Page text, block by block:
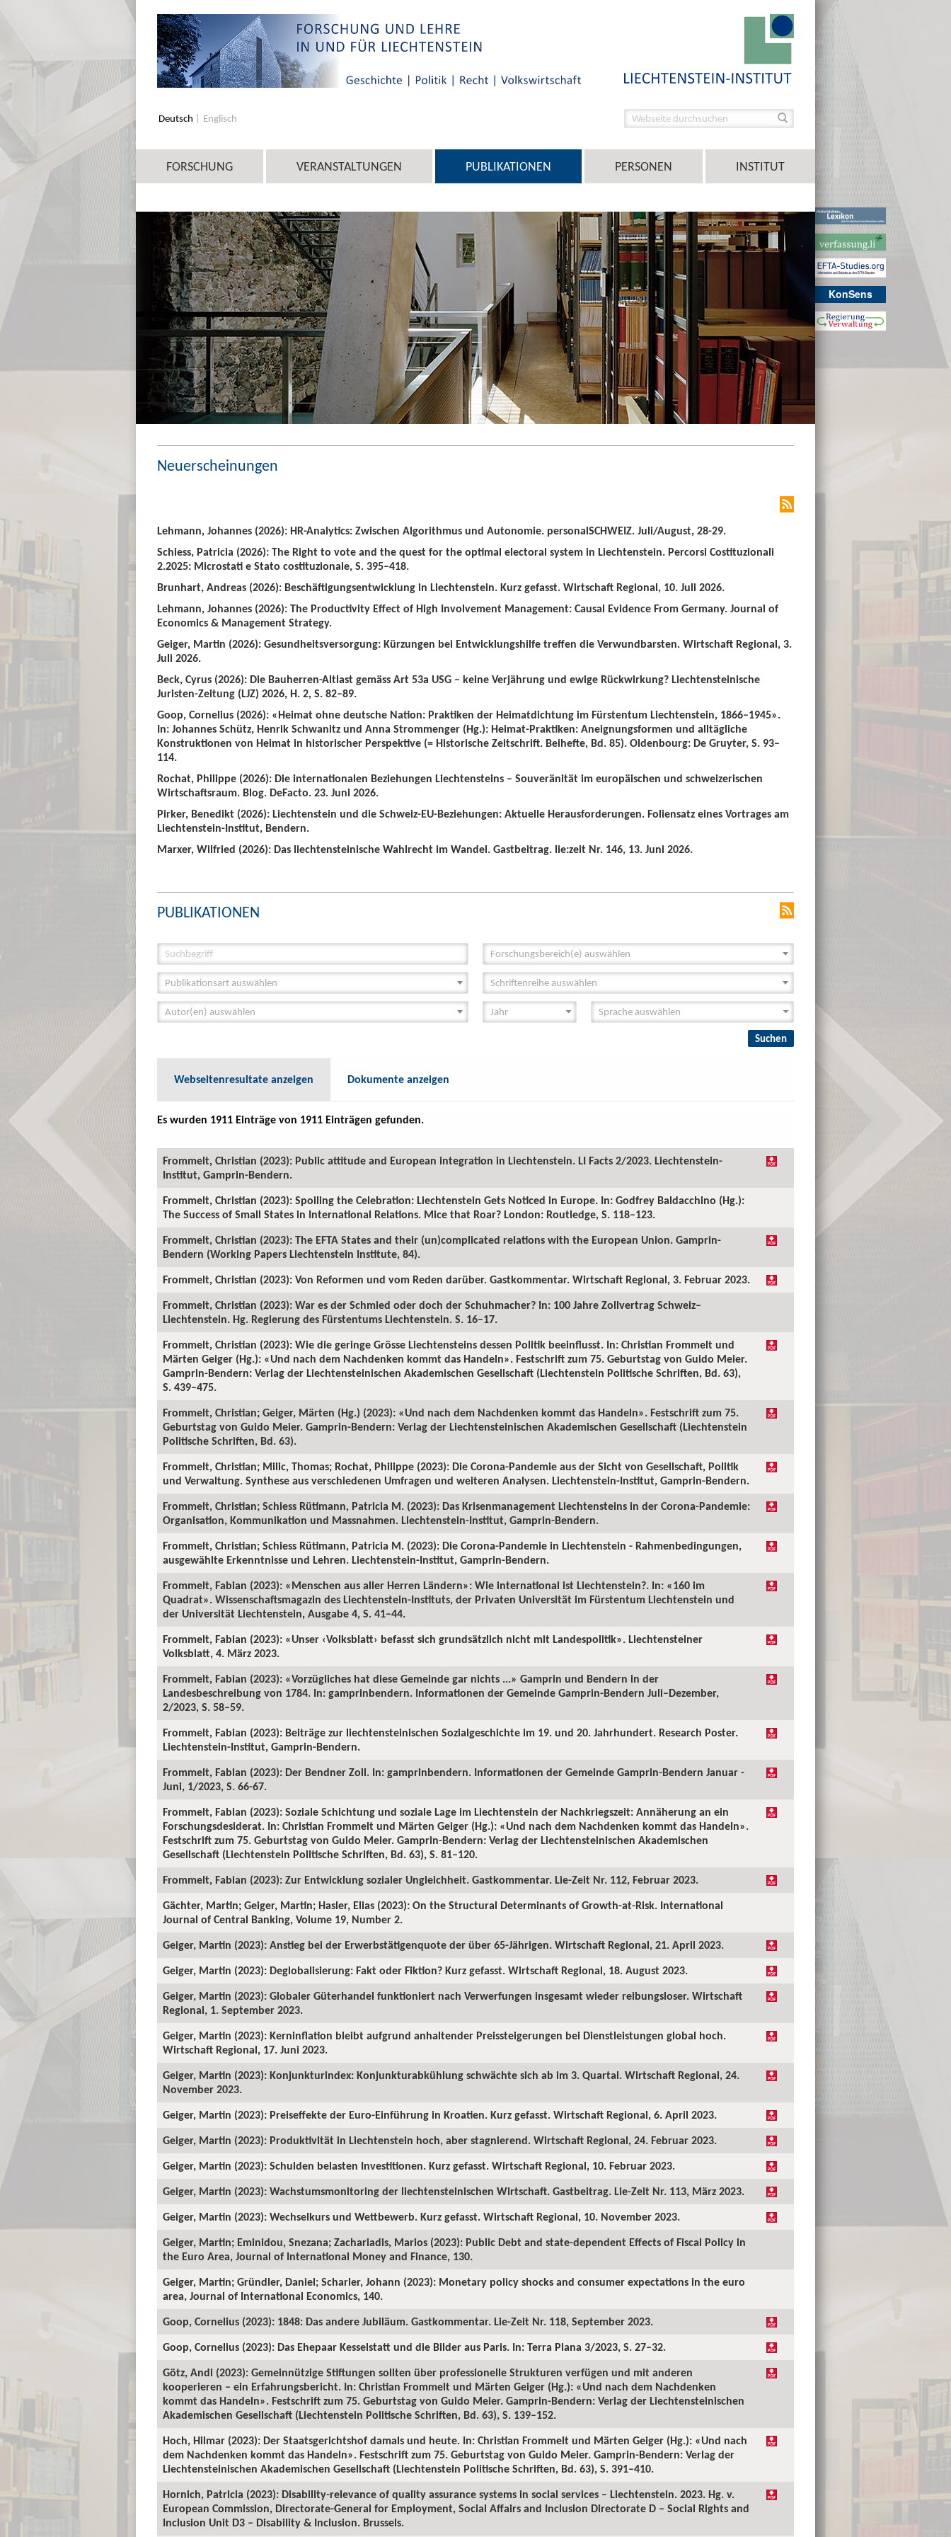
KonSens
Deutsch Englisch
FORSCHUNG VERANSTALTUNGEN PUBLIKATIONEN PERSONEN INSTITUT
Neuerscheinungen
Lehmann, Johannes (2026): HR-Analytics: Zwischen Algorithmus und Autonomie. personalSCHWEIZ. Juli/August, 28-29.
Schiess, Patricia (2026): The Right to vote and the quest for the optimal electoral system in Liechtenstein. Percorsi Costituzionali
2.2025: Microstati e Stato costituzionale, S. 395–418.
Brunhart, Andreas (2026): Beschäftigungsentwicklung in Liechtenstein. Kurz gefasst. Wirtschaft Regional, 10. Juli 2026.
Lehmann, Johannes (2026): The Productivity Effect of High Involvement Management: Causal Evidence From Germany. Journal of
Economics & Management Strategy.
Geiger, Martin (2026): Gesundheitsversorgung: Kürzungen bei Entwicklungshilfe treffen die Verwundbarsten. Wirtschaft Regional, 3.
Juli 2026.
Beck, Cyrus (2026): Die Bauherren-Altlast gemäss Art 53a USG – keine Verjährung und ewige Rückwirkung? Liechtensteinische
Juristen-Zeitung (LJZ) 2026, H. 2, S. 82–89.
Goop, Cornelius (2026): «Heimat ohne deutsche Nation: Praktiken der Heimatdichtung im Fürstentum Liechtenstein, 1866–1945».
In: Johannes Schütz, Henrik Schwanitz und Anna Strommenger (Hg.): Heimat-Praktiken: Aneignungsformen und alltägliche
Konstruktionen von Heimat in historischer Perspektive (= Historische Zeitschrift. Beihefte, Bd. 85). Oldenbourg: De Gruyter, S. 93–
114.
Rochat, Philippe (2026): Die internationalen Beziehungen Liechtensteins – Souveränität im europäischen und schweizerischen
Wirtschaftsraum. Blog. DeFacto. 23. Juni 2026.
Pirker, Benedikt (2026): Liechtenstein und die Schweiz-EU-Beziehungen: Aktuelle Herausforderungen. Foliensatz eines Vortrages am
Liechtenstein-Institut, Bendern.
Marxer, Wilfried (2026): Das liechtensteinische Wahlrecht im Wandel. Gastbeitrag. lie:zeit Nr. 146, 13. Juni 2026.
PUBLIKATIONEN
Forschungsbereich(e) auswählen
Publikationsart auswählen Schriftenreihe auswählen
Autor(en) auswählen
Webseitenresultate anzeigen Dokumente anzeigen
Es wurden 1911 Einträge von 1911 Einträgen gefunden.
Frommelt, Christian (2023): Public attitude and European integration in Liechtenstein. LI Facts 2/2023. Liechtenstein-
Institut, Gamprin-Bendern.
Frommelt, Christian (2023): Spoiling the Celebration: Liechtenstein Gets Noticed in Europe. In: Godfrey Baldacchino (Hg.):
The Success of Small States in International Relations. Mice that Roar? London: Routledge, S. 118–123.
Frommelt, Christian (2023): The EFTA States and their (un)complicated relations with the European Union. Gamprin-
Bendern (Working Papers Liechtenstein Institute, 84).
Frommelt, Christian (2023): Von Reformen und vom Reden darüber. Gastkommentar. Wirtschaft Regional, 3. Februar 2023.
Frommelt, Christian (2023): War es der Schmied oder doch der Schuhmacher? In: 100 Jahre Zollvertrag Schweiz–
Liechtenstein. Hg. Regierung des Fürstentums Liechtenstein. S. 16–17.
Frommelt, Christian (2023): Wie die geringe Grösse Liechtensteins dessen Politik beeinflusst. In: Christian Frommelt und
Märten Geiger (Hg.): «Und nach dem Nachdenken kommt das Handeln». Festschrift zum 75. Geburtstag von Guido Meier.
Gamprin-Bendern: Verlag der Liechtensteinischen Akademischen Gesellschaft (Liechtenstein Politische Schriften, Bd. 63),
S. 439–475.
Frommelt, Christian; Geiger, Märten (Hg.) (2023): «Und nach dem Nachdenken kommt das Handeln». Festschrift zum 75.
Geburtstag von Guido Meier. Gamprin-Bendern: Verlag der Liechtensteinischen Akademischen Gesellschaft (Liechtenstein
Politische Schriften, Bd. 63).
Frommelt, Christian; Milic, Thomas; Rochat, Philippe (2023): Die Corona-Pandemie aus der Sicht von Gesellschaft, Politik
und Verwaltung. Synthese aus verschiedenen Umfragen und weiteren Analysen. Liechtenstein-Institut, Gamprin-Bendern.
Frommelt, Christian; Schiess Rütimann, Patricia M. (2023): Das Krisenmanagement Liechtensteins in der Corona-Pandemie:
Organisation, Kommunikation und Massnahmen. Liechtenstein-Institut, Gamprin-Bendern.
Frommelt, Christian; Schiess Rütimann, Patricia M. (2023): Die Corona-Pandemie in Liechtenstein - Rahmenbedingungen,
ausgewählte Erkenntnisse und Lehren. Liechtenstein-Institut, Gamprin-Bendern.
Frommelt, Fabian (2023): «Menschen aus aller Herren Ländern»: Wie international ist Liechtenstein?. In: «160 im
Quadrat». Wissenschaftsmagazin des Liechtenstein-Instituts, der Privaten Universität im Fürstentum Liechtenstein und
der Universität Liechtenstein, Ausgabe 4, S. 41–44.
Frommelt, Fabian (2023): «Unser ‹Volksblatt› befasst sich grundsätzlich nicht mit Landespolitik». Liechtensteiner
Volksblatt, 4. März 2023.
Frommelt, Fabian (2023): «Vorzügliches hat diese Gemeinde gar nichts ...» Gamprin und Bendern in der
Landesbeschreibung von 1784. In: gamprinbendern. Informationen der Gemeinde Gamprin-Bendern Juli–Dezember,
2/2023, S. 58–59.
Frommelt, Fabian (2023): Beiträge zur liechtensteinischen Sozialgeschichte im 19. und 20. Jahrhundert. Research Poster.
Liechtenstein-Institut, Gamprin-Bendern.
Frommelt, Fabian (2023): Der Bendner Zoll. In: gamprinbendern. Informationen der Gemeinde Gamprin-Bendern Januar -
Juni, 1/2023, S. 66-67.
Frommelt, Fabian (2023): Soziale Schichtung und soziale Lage im Liechtenstein der Nachkriegszeit: Annäherung an ein
Forschungsdesiderat. In: Christian Frommelt und Märten Geiger (Hg.): «Und nach dem Nachdenken kommt das Handeln».
Festschrift zum 75. Geburtstag von Guido Meier. Gamprin-Bendern: Verlag der Liechtensteinischen Akademischen
Gesellschaft (Liechtenstein Politische Schriften, Bd. 63), S. 81–120.
Frommelt, Fabian (2023): Zur Entwicklung sozialer Ungleichheit. Gastkommentar. Lie-Zeit Nr. 112, Februar 2023.
Gächter, Martin; Geiger, Martin; Hasler, Elias (2023): On the Structural Determinants of Growth-at-Risk. International
Journal of Central Banking, Volume 19, Number 2.
Geiger, Martin (2023): Anstieg bei der Erwerbstätigenquote der über 65-Jährigen. Wirtschaft Regional, 21. April 2023.
Geiger, Martin (2023): Deglobalisierung: Fakt oder Fiktion? Kurz gefasst. Wirtschaft Regional, 18. August 2023.
Geiger, Martin (2023): Globaler Güterhandel funktioniert nach Verwerfungen insgesamt wieder reibungsloser. Wirtschaft
Regional, 1. September 2023.
Geiger, Martin (2023): Kerninflation bleibt aufgrund anhaltender Preissteigerungen bei Dienstleistungen global hoch.
Wirtschaft Regional, 17. Juni 2023.
Geiger, Martin (2023): Konjunkturindex: Konjunkturabkühlung schwächte sich ab im 3. Quartal. Wirtschaft Regional, 24.
November 2023.
Geiger, Martin (2023): Preiseffekte der Euro-Einführung in Kroatien. Kurz gefasst. Wirtschaft Regional, 6. April 2023.
Geiger, Martin (2023): Produktivität in Liechtenstein hoch, aber stagnierend. Wirtschaft Regional, 24. Februar 2023.
Geiger, Martin (2023): Schulden belasten Investitionen. Kurz gefasst. Wirtschaft Regional, 10. Februar 2023.
Geiger, Martin (2023): Wachstumsmonitoring der liechtensteinischen Wirtschaft. Gastbeitrag. Lie-Zeit Nr. 113, März 2023.
Geiger, Martin (2023): Wechselkurs und Wettbewerb. Kurz gefasst. Wirtschaft Regional, 10. November 2023.
Geiger, Martin; Eminidou, Snezana; Zachariadis, Marios (2023): Public Debt and state-dependent Effects of Fiscal Policy in
the Euro Area, Journal of International Money and Finance, 130.
Geiger, Martin; Gründler, Daniel; Scharler, Johann (2023): Monetary policy shocks and consumer expectations in the euro
area, Journal of International Economics, 140.
Goop, Cornelius (2023): 1848: Das andere Jubiläum. Gastkommentar. Lie-Zeit Nr. 118, September 2023.
Goop, Cornelius (2023): Das Ehepaar Kesselstatt und die Bilder aus Paris. In: Terra Plana 3/2023, S. 27–32.
Götz, Andi (2023): Gemeinnützige Stiftungen sollten über professionelle Strukturen verfügen und mit anderen
kooperieren – ein Erfahrungsbericht. In: Christian Frommelt und Märten Geiger (Hg.): «Und nach dem Nachdenken
kommt das Handeln». Festschrift zum 75. Geburtstag von Guido Meier. Gamprin-Bendern: Verlag der Liechtensteinischen
Akademischen Gesellschaft (Liechtenstein Politische Schriften, Bd. 63), S. 139–152.
Hoch, Hilmar (2023): Der Staatsgerichtshof damals und heute. In: Christian Frommelt und Märten Geiger (Hg.): «Und nach
dem Nachdenken kommt das Handeln». Festschrift zum 75. Geburtstag von Guido Meier. Gamprin-Bendern: Verlag der
Liechtensteinischen Akademischen Gesellschaft (Liechtenstein Politische Schriften, Bd. 63), S. 391–410.
Hornich, Patricia (2023): Disability-relevance of quality assurance systems in social services – Liechtenstein. 2023. Hg. v.
European Commission, Directorate-General for Employment, Social Affairs and Inclusion Directorate D – Social Rights and
Inclusion Unit D3 – Disability & Inclusion. Brussels.